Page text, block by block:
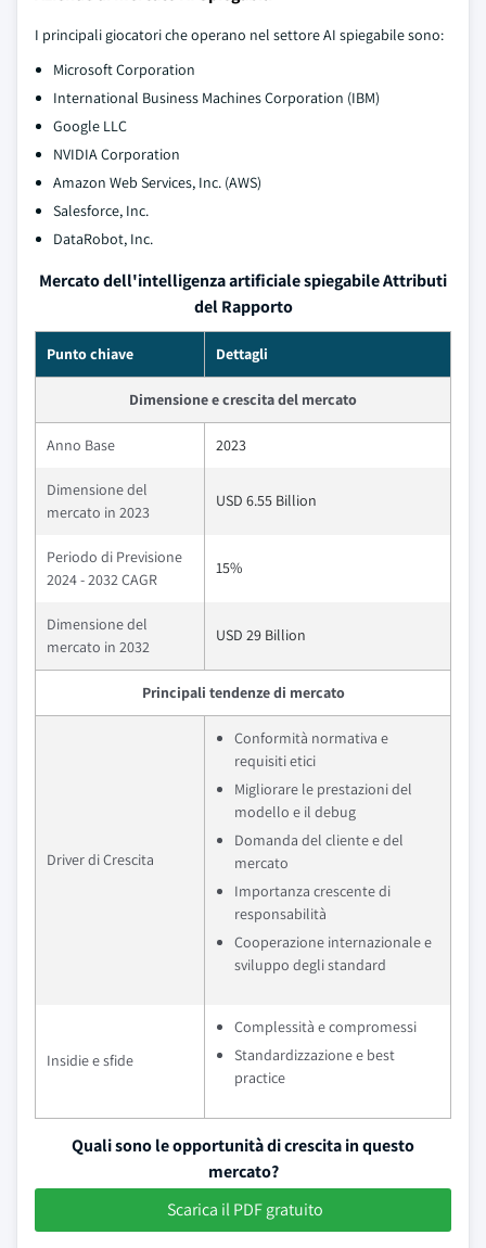
I principali giocatori che operano nel settore AI spiegabile sono:
Microsoft Corporation
International Business Machines Corporation (IBM)
Google LLC
NVIDIA Corporation
Amazon Web Services, Inc. (AWS)
Salesforce, Inc.
DataRobot, Inc.
Mercato dell'intelligenza artificiale spiegabile Attributi
del Rapporto
Punto chiave Dettagli
Dimensione e crescita del mercato
Anno Base 2023
Dimensione del
mercato in 2023
USD 6.55 Billion
Periodo di Previsione
2024 - 2032 CAGR
15%
Dimensione del
mercato in 2032
USD 29 Billion
Principali tendenze di mercato
Driver di Crescita
Conformità normativa e
requisiti etici
Migliorare le prestazioni del
modello e il debug
Domanda del cliente e del
mercato
Importanza crescente di
responsabilità
Cooperazione internazionale e
sviluppo degli standard
Insidie e sfide
Complessità e compromessi
Standardizzazione e best
practice
Quali sono le opportunità di crescita in questo
mercato?
Scarica il PDF gratuito